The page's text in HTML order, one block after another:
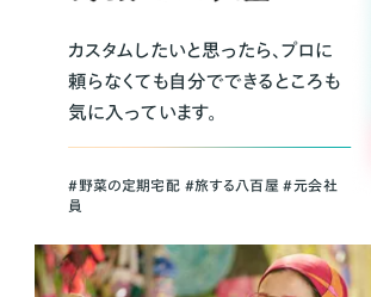
カスタムしたいと思ったら、プロに
頼らなくても自分でできるところも
気に入っています。
＃野菜の定期宅配 ＃旅する八百屋 ＃元会社
員